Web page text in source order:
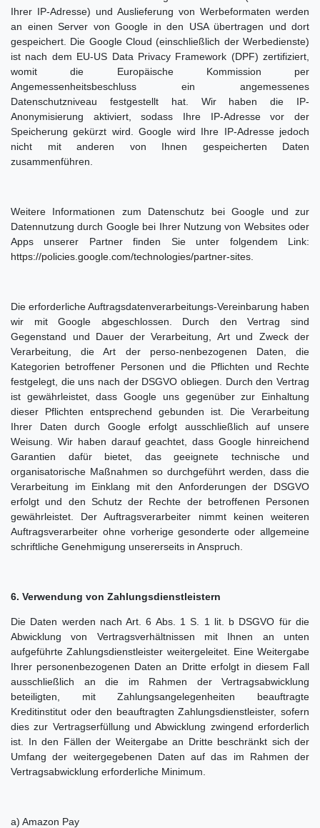
Ihrer IP-Adresse) und Auslieferung von Werbeformaten werden
an einen Server von Google in den USA übertragen und dort
gespeichert. Die Google Cloud (einschließlich der Werbedienste)
ist nach dem EU-US Data Privacy Framework (DPF) zertifiziert,
womit die Europäische Kommission per
Angemessenheitsbeschluss ein angemessenes
Datenschutzniveau festgestellt hat. Wir haben die IP-
Anonymisierung aktiviert, sodass Ihre IP-Adresse vor der
Speicherung gekürzt wird. Google wird Ihre IP-Adresse jedoch
nicht mit anderen von Ihnen gespeicherten Daten
zusammenführen.
Weitere Informationen zum Datenschutz bei Google und zur
Datennutzung durch Google bei Ihrer Nutzung von Websites oder
Apps unserer Partner finden Sie unter folgendem Link:
https://policies.google.com/technologies/partner-sites
Die erforderliche Auftragsdatenverarbeitungs-Vereinbarung haben
wir mit Google abgeschlossen. Durch den Vertrag sind
Gegenstand und Dauer der Verarbeitung, Art und Zweck der
Verarbeitung, die Art der perso-nenbezogenen Daten, die
Kategorien betroffener Personen und die Pflichten und Rechte
festgelegt, die uns nach der DSGVO obliegen. Durch den Vertrag
ist gewährleistet, dass Google uns gegenüber zur Einhaltung
dieser Pflichten entsprechend gebunden ist. Die Verarbeitung
Ihrer Daten durch Google erfolgt ausschließlich auf unsere
Weisung. Wir haben darauf geachtet, dass Google hinreichend
Garantien dafür bietet, das geeignete technische und
organisatorische Maßnahmen so durchgeführt werden, dass die
Verarbeitung im Einklang mit den Anforderungen der DSGVO
erfolgt und den Schutz der Rechte der betroffenen Personen
gewährleistet. Der Auftragsverarbeiter nimmt keinen weiteren
Auftragsverarbeiter ohne vorherige gesonderte oder allgemeine
schriftliche Genehmigung unsererseits in Anspruch.
6. Verwendung von Zahlungsdienstleistern
Die Daten werden nach Art. 6 Abs. 1 S. 1 lit. b DSGVO für die
Abwicklung von Vertragsverhältnissen mit Ihnen an unten
aufgeführte Zahlungsdienstleister weitergeleitet. Eine Weitergabe
Ihrer personenbezogenen Daten an Dritte erfolgt in diesem Fall
ausschließlich an die im Rahmen der Vertragsabwicklung
beteiligten, mit Zahlungsangelegenheiten beauftragte
Kreditinstitut oder den beauftragten Zahlungsdienstleister, sofern
dies zur Vertragserfüllung und Abwicklung zwingend erforderlich
ist. In den Fällen der Weitergabe an Dritte beschränkt sich der
Umfang der weitergegebenen Daten auf das im Rahmen der
Vertragsabwicklung erforderliche Minimum.
a) Amazon Pay